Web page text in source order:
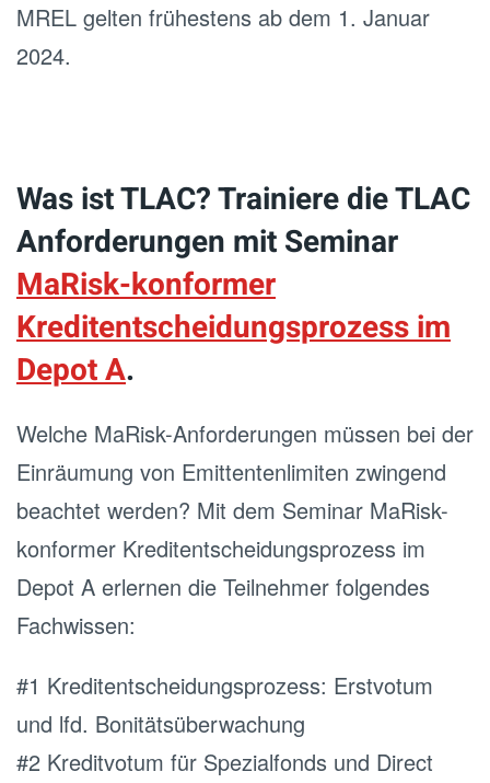
MREL gelten frühestens ab dem 1. Januar
2024.
Was ist TLAC? Trainiere die TLAC
Anforderungen mit Seminar
MaRisk-konformer
Kreditentscheidungsprozess im
Depot A.
Welche MaRisk-Anforderungen müssen bei der
Einräumung von Emittentenlimiten zwingend
beachtet werden? Mit dem Seminar MaRisk-
konformer Kreditentscheidungsprozess im
Depot A erlernen die Teilnehmer folgendes
Fachwissen:
#1 Kreditentscheidungsprozess: Erstvotum
und lfd. Bonitätsüberwachung
#2 Kreditvotum für Spezialfonds und Direct